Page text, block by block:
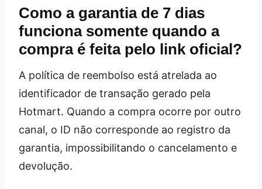
Como a garantia de 7 dias
funciona somente quando a
compra é feita pelo link oficial?
A política de reembolso está atrelada ao
identificador de transação gerado pela
Hotmart. Quando a compra ocorre por outro
canal, o ID não corresponde ao registro da
garantia, impossibilitando o cancelamento e
devolução.